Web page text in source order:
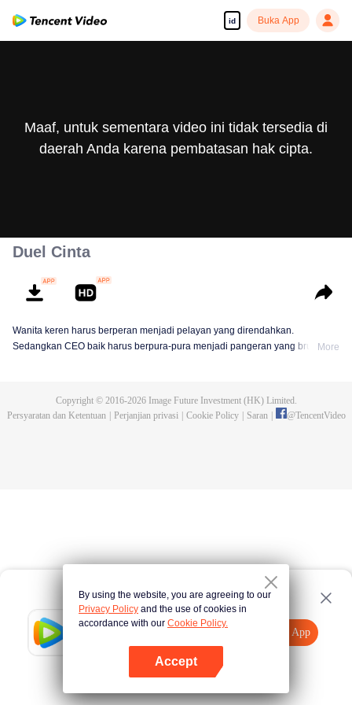
id Buka App
Tencent Video
Buka App
Tekan di sini
Maaf, untuk sementara video ini tidak tersedia di
daerah Anda karena pembatasan hak cipta.
Duel Cinta
Wanita keren harus berperan menjadi pelayan yang direndahkan.
Sedangkan CEO baik harus berpura-pura menjadi pangeran yang brutal. Si
More
Copyright © 2016-2026Image Future Investment (HK) Limited.
Persyaratan dan Ketentuan
Perjanjian privasi Cookie Policy Saran @TencentVideo
By using the website, you are agreeing to our
Privacy Policy and the use of cookies in
accordance with our Cookie Policy.
Accept